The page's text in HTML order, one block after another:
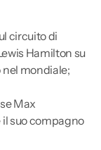
circuito di
Hamilton su
mondiale;
Max
suo compagno